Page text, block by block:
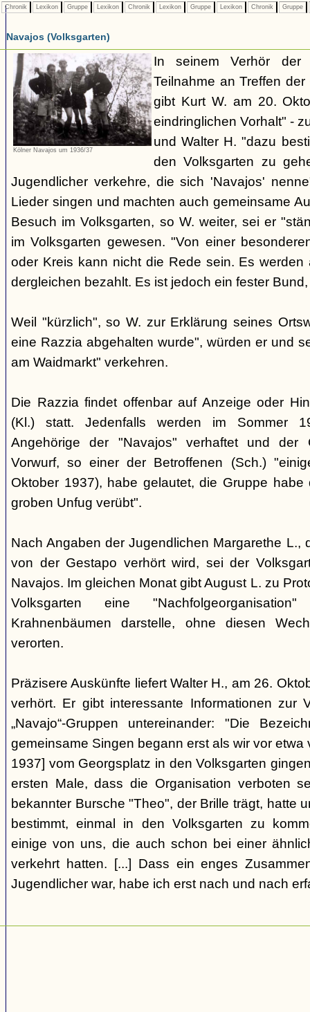
Chronik Lexikon Gruppe Lexikon Chronik Lexikon Gruppe Lexikon Chronik Gruppe
Navajos (Volksgarten)
Kölner Navajos um 1936/37
In seinem Verhör der
Teilnahme an Treffen
gibt Kurt W. am 20.
eindringlichen Vorhalt" -
und Walter H. "dazu
den Volksgarten zu
Jugendlicher verkehre, die sich 'Navajos'
Lieder singen und machten auch gemeinsame
Besuch im Volksgarten, so W. weiter, sei er
im Volksgarten gewesen. "Von einer
oder Kreis kann nicht die Rede sein. Es
dergleichen bezahlt. Es ist jedoch ein fester
Weil "kürzlich", so W. zur Erklärung seines
eine Razzia abgehalten wurde", würden er und
am Waidmarkt" verkehren.
Die Razzia findet offenbar auf Anzeige oder
(Kl.) statt. Jedenfalls werden im Sommer
Angehörige der "Navajos" verhaftet und der
Vorwurf, so einer der Betroffenen (Sch.)
Oktober 1937), habe gelautet, die Gruppe
groben Unfug verübt".
Nach Angaben der Jugendlichen Margarethe L.,
von der Gestapo verhört wird, sei der
Navajos. Im gleichen Monat gibt August L. zu
Volksgarten eine
Krahnenbäumen darstelle, ohne diesen
verorten.
Präzisere Auskünfte liefert Walter H., am 26.
verhört. Er gibt interessante Informationen zur
„Navajo“-Gruppen untereinander: "Die
gemeinsame Singen begann erst als wir vor etwa
1937] vom Georgsplatz in den Volksgarten
ersten Male, dass die Organisation verboten
bekannter Bursche "Theo", der Brille trägt, hatte
bestimmt, einmal in den Volksgarten zu
einige von uns, die auch schon bei einer
verkehrt hatten. [...] Dass ein enges
Jugendlicher war, habe ich erst nach und nach